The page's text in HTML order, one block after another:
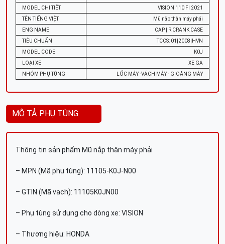
MODEL CHI TIẾT
VISION 110 FI 2021
TÊN TIẾNG VIỆT
Mũ nắp thân máy phải
ENG NAME
CAP | R CRANK CASE
TIÊU CHUẨN
TCCS: 01|2008|HVN
MODEL CODE
K0J
LOẠI XE
XE GA
NHÓM PHỤ TÙNG
LỐC MÁY -VÁCH MÁY - GIOĂNG MÁY
MÔ TẢ PHỤ TÙNG
Thông tin sản phẩm Mũ nắp thân máy phải
– MPN (Mã phụ tùng): 11105-K0J-N00
– GTIN (Mã vạch): 11105K0JN00
– Phụ tùng sử dụng cho dòng xe: VISION
– Thương hiệu: HONDA